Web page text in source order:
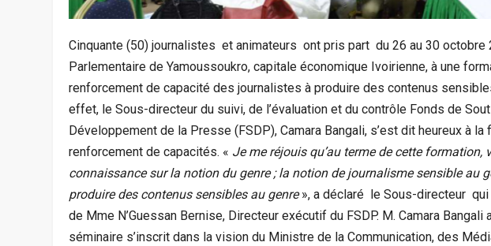
Cinquante (50) journalistes et animateurs ont pris part du 26 au 30 octobre
Parlementaire de Yamoussoukro, capitale économique Ivoirienne, à une
renforcement de capacité des journalistes à produire des contenus
effet, le Sous-directeur du suivi, de l’évaluation et du contrôle Fonds de
Développement de la Presse (FSDP), Camara Bangali, s’est dit heureux à
renforcement de capacités. « Je me réjouis qu’au terme de cette formation,
connaissance surla notion du genre ; la notion de journalisme sensible au
produire des contenus sensibles au genre», a déclaré le Sous-directeur qui
de Mme N’Guessan Bernise, Directeur exécutif du FSDP. M. Camara Bangali
séminaire s’inscrit dans la vision du Ministre de la Communication, des